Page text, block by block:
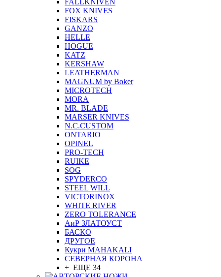
FALLKNIVEN
FOX KNIVES
FISKARS
GANZO
HELLE
HOGUE
KATZ
KERSHAW
LEATHERMAN
MAGNUM by Boker
MICROTECH
MORA
MR. BLADE
MARSER KNIVES
N.C.CUSTOM
ONTARIO
OPINEL
PRO-TECH
RUIKE
SOG
SPYDERCO
STEEL WILL
VICTORINOX
WHITE RIVER
ZERO TOLERANCE
АиР ЗЛАТОУСТ
БАСКО
ДРУГОЕ
Кукри MAHAKALI
СЕВЕРНАЯ КОРОНА
+ ЕЩЕ 34